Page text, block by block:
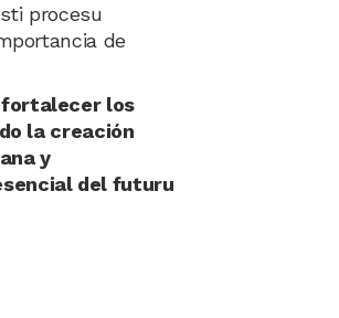
procesu
de
fortalecer los
la creación
y
del futuru